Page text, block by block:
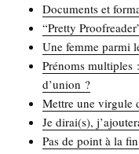
Docu­ments et
“Pret­ty
Une femme par­mi
Pré­noms mul­tiples
d’union ?
Mettre une vir­gule
Je dirai(s),
Pas de point à la